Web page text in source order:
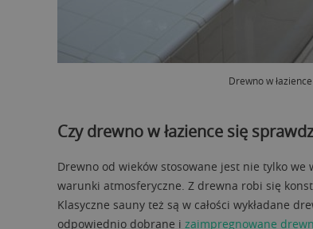
Drewno w
Czy drewno w łazience się
Drewno od wieków stosowane jest nie tylko
warunki atmosferyczne. Z drewna robi się
Klasyczne sauny też są w całości wykładane
odpowiednio dobrane i zaimpregnowane